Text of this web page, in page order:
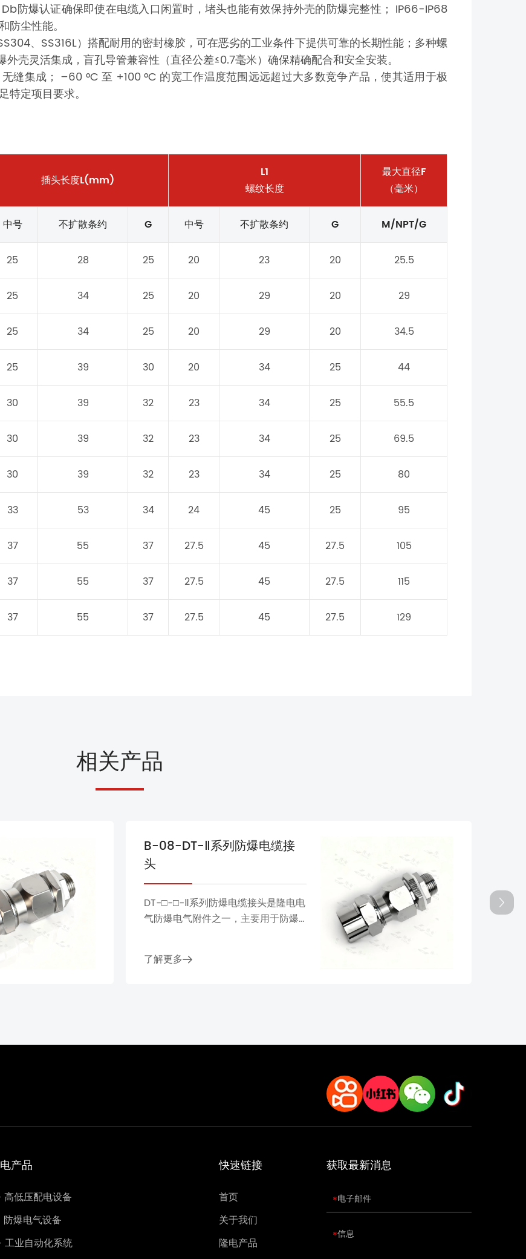
防爆认证确保即使在电缆入口闲置时，堵头也能有效保持外壳的防爆完整性； IP66-IP68
尘性能。
、SS316L）搭配耐用的密封橡胶，可在恶劣的工业条件下提供可靠的长期性能；多种螺
壳灵活集成，盲孔导管兼容性（直径公差≤0.7毫米）确保精确配合和安全安装。
缝集成； –60 °C 至 +100 °C 的宽工作温度范围远远超过大多数竞争产品，使其适用于极
定项目要求。
插头长度L(mm)
L1
螺纹长度
最大直径F
（毫米）
中号 不扩散条约 G 中号 不扩散条约 G M/NPT/G
25 28 25 20 23 20 25.5
25 34 25 20 29 20 29
25 34 25 20 29 20 34.5
25 39 30 20 34 25 44
30 39 32 23 34 25 55.5
30 39 32 23 34 25 69.5
30 39 32 23 34 25 80
33 53 34 24 45 25 95
37 55 37 27.5 45 27.5 105
37 55 37 27.5 45 27.5 115
37 55 37 27.5 45 27.5 129
相关产品
B-08-DT-Ⅱ系列防爆电缆接
头
DT-□-□-Ⅱ系列防爆电缆接头是隆电电
气防爆电气附件之一，主要用于防爆
品采用金属机身和高性能密封结构，
了解更多
DT-
电气
产品
低压配电设备
爆电气设备
业自动化系统
快速链接
首页
关于我们
隆电产品
获取最新消息